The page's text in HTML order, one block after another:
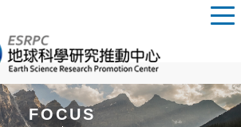
FOCUS